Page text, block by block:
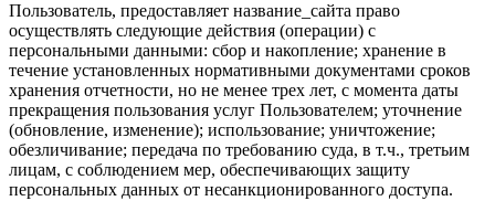
Пользователь, предоставляет название_сайта право
осуществлять следующие действия (операции) с
персональными данными: сбор и накопление; хранение в
течение установленных нормативными документами сроков
хранения отчетности, но не менее трех лет, с момента даты
прекращения пользования услуг Пользователем; уточнение
(обновление, изменение); использование; уничтожение;
обезличивание; передача по требованию суда, в т.ч., третьим
лицам, с соблюдением мер, обеспечивающих защиту
персональных данных от несанкционированного доступа.